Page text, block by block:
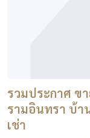
รวมประกาศ
รามอินทรา บ้
เช่า